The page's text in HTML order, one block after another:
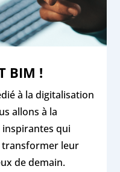
BIM !
à la digitalisation
allons à la
qui
leur
de demain.